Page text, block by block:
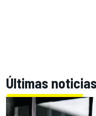
Últimas noticias